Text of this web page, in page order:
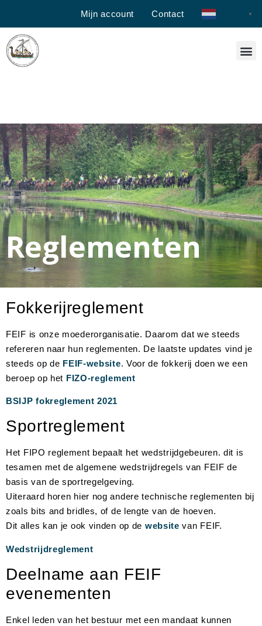
Mijn account Contact ▼
Reglementen
Fokkerijreglement
FEIF is onze moederorganisatie. Daarom dat we steeds
refereren naar hun reglementen. De laatste updates vind je
steeds op de FEIF-website. Voor de fokkerij doen we een
beroep op het FIZO-reglement
BSIJP fokreglement 2021
Sportreglement
Het FIPO reglement bepaalt het wedstrijdgebeuren. dit is
tesamen met de algemene wedstrijdregels van FEIF de
basis van de sportregelgeving.
Uiteraard horen hier nog andere technische reglementen bij
zoals bits and bridles, of de lengte van de hoeven.
Dit alles kan je ook vinden op de website van FEIF.
Wedstrijdreglement
Deelname aan FEIF
evenementen
Enkel leden van het bestuur met een mandaat kunnen